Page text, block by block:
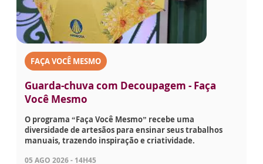
FAÇA VOCÊ MESMO
Guarda-chuva com Decoupagem - Faça
Você Mesmo
O programa “Faça Você Mesmo” recebe uma
diversidade de artesãos para ensinar seus trabalhos
manuais, trazendo inspiração e criatividade.
05 AGO 2026 - 14H45